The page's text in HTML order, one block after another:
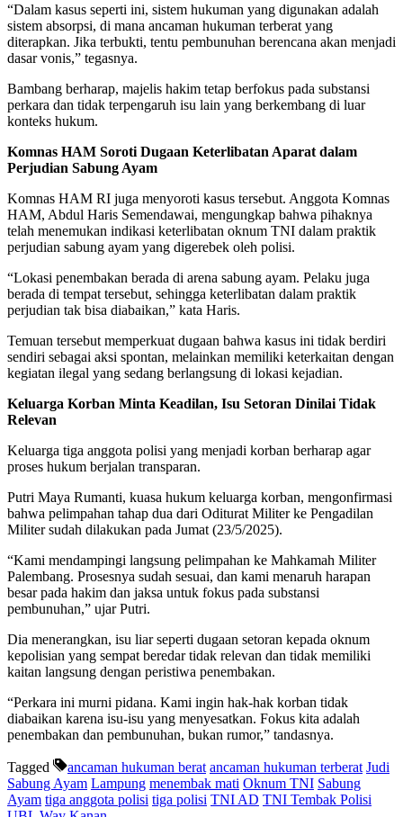
“Dalam kasus seperti ini, sistem hukuman yang digunakan adalah
sistem absorpsi, di mana ancaman hukuman terberat yang
diterapkan. Jika terbukti, tentu pembunuhan berencana akan menjadi
dasar vonis,” tegasnya.
Bambang berharap, majelis hakim tetap berfokus pada substansi
perkara dan tidak terpengaruh isu lain yang berkembang di luar
konteks hukum.
Komnas HAM Soroti Dugaan Keterlibatan Aparat dalam
Perjudian Sabung Ayam
Komnas HAM RI juga menyoroti kasus tersebut. Anggota Komnas
HAM, Abdul Haris Semendawai, mengungkap bahwa pihaknya
telah menemukan indikasi keterlibatan oknum TNI dalam praktik
perjudian sabung ayam yang digerebek oleh polisi.
“Lokasi penembakan berada di arena sabung ayam. Pelaku juga
berada di tempat tersebut, sehingga keterlibatan dalam praktik
perjudian tak bisa diabaikan,” kata Haris.
Temuan tersebut memperkuat dugaan bahwa kasus ini tidak berdiri
sendiri sebagai aksi spontan, melainkan memiliki keterkaitan dengan
kegiatan ilegal yang sedang berlangsung di lokasi kejadian.
Keluarga Korban Minta Keadilan, Isu Setoran Dinilai Tidak
Relevan
Keluarga tiga anggota polisi yang menjadi korban berharap agar
proses hukum berjalan transparan.
Putri Maya Rumanti, kuasa hukum keluarga korban, mengonfirmasi
bahwa pelimpahan tahap dua dari Oditurat Militer ke Pengadilan
Militer sudah dilakukan pada Jumat (23/5/2025).
“Kami mendampingi langsung pelimpahan ke Mahkamah Militer
Palembang. Prosesnya sudah sesuai, dan kami menaruh harapan
besar pada hakim dan jaksa untuk fokus pada substansi
pembunuhan,” ujar Putri.
Dia menerangkan, isu liar seperti dugaan setoran kepada oknum
kepolisian yang sempat beredar tidak relevan dan tidak memiliki
kaitan langsung dengan peristiwa penembakan.
“Perkara ini murni pidana. Kami ingin hak-hak korban tidak
diabaikan karena isu-isu yang menyesatkan. Fokus kita adalah
penembakan dan pembunuhan, bukan rumor,” tandasnya.
Tagged ancaman hukuman berat ancaman hukuman terberat Judi
Sabung Ayam Lampung menembak mati Oknum TNI Sabung
Ayam tiga anggota polisi tiga polisi TNI AD TNI Tembak Polisi